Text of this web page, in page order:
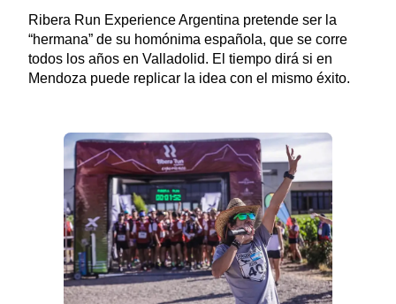
Ribera Run Experience Argentina pretende ser la
“hermana” de su homónima española, que se corre
todos los años en Valladolid. El tiempo dirá si en
Mendoza puede replicar la idea con el mismo éxito.